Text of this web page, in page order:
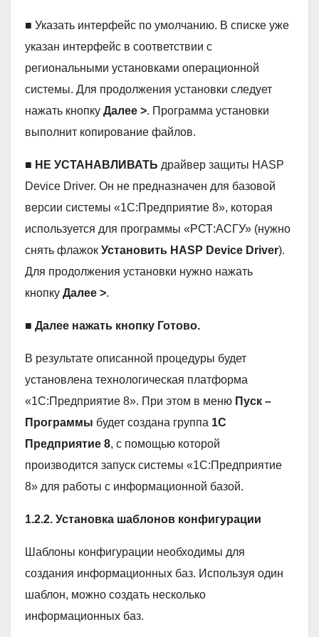
■ Указать интерфейс по умолчанию. В списке уже
указан интерфейс в соответствии с
региональными установками операционной
системы. Для продолжения установки следует
нажать кнопку Далее >. Программа установки
выполнит копирование файлов.
■ НЕ УСТАНАВЛИВАТЬ драйвер защиты HASP
Device Driver. Он не предназначен для базовой
версии системы «1С:Предприятие 8», которая
используется для программы «РСТ:АСГУ» (нужно
снять флажок Установить HASP Device Driver).
Для продолжения установки нужно нажать
кнопку Далее >.
■ Далее нажать кнопку Готово.
В результате описанной процедуры будет
установлена технологическая платформа
«1С:Предприятие 8». При этом в меню Пуск –
Программы будет создана группа 1С
Предприятие 8, с помощью которой
производится запуск системы «1С:Предприятие
8» для работы с информационной базой.
1.2.2. Установка шаблонов конфигурации
Шаблоны конфигурации необходимы для
создания информационных баз. Используя один
шаблон, можно создать несколько
информационных баз.